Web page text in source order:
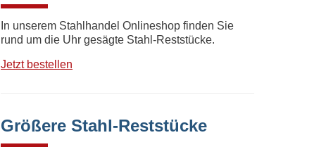
In unserem Stahlhandel Onlineshop finden Sie
rund um die Uhr gesägte Stahl-Reststücke.
Jetzt bestellen
Größere Stahl-Reststücke